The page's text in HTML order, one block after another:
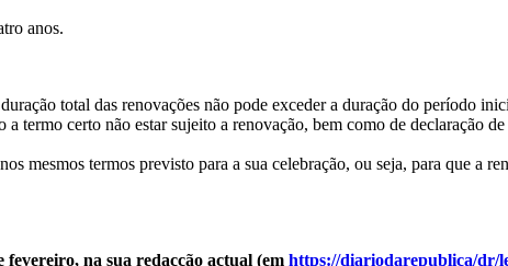
anos.
total das renovações não pode exceder a duração do período
termo certo não estar sujeito a renovação, bem como de declaração
mesmos termos previsto para a sua celebração, ou seja, para que a
na sua redacção actual (em https://diariodarepublica/dr/